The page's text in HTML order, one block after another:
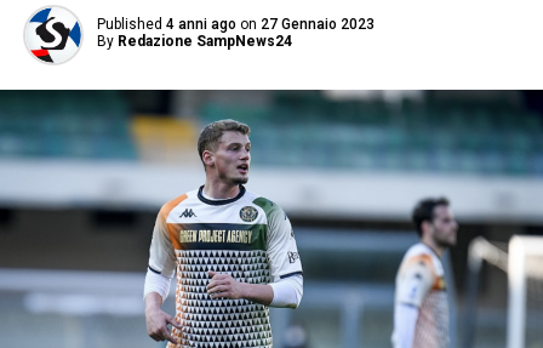
Published 4 anni ago on 27 Gennaio 2023
By Redazione SampNews24